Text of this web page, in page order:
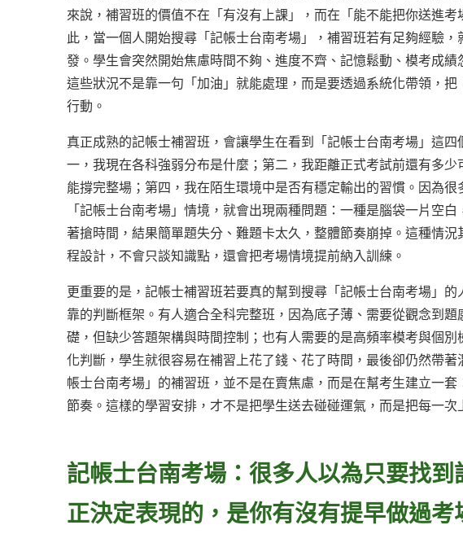
來說，補習班的價值不在「有沒有上課」，而在「能不能把你送進
此，當一個人開始搜尋「記帳士台南考場」，補習班若有足夠經驗
發。學生會突然開始焦慮時間不夠、進度不齊、記憶鬆動、模考成
這些狀況不是靠一句「加油」就能處理，而是要透過系統化帶領，
行動。
真正成熟的記帳士補習班，會讓學生在看到「記帳士台南考場」這
一，我現在各科強弱分布是什麼；第二，我距離正式考試前還有多
能撐完整場；第四，我在陌生環境中是否有穩定輸出的習慣。因為
「記帳士台南考場」情境，就會出現兩種問題：一種是腦袋一片空
著搶時間，結果簡單題失分、難題卡太久，整體節奏崩掉。這種情
程設計，不會只談知識點，還會把考場情境提前納入訓練。
更重要的是，記帳士補習班若要真的幫到搜尋「記帳士台南考場」
靠的判斷框架。有人適合全科完整班，因為底子薄、需要從觀念到
礎，但缺少答題架構與時間控制；也有人需要的是高頻率模考與個
化判斷，學生就很容易在補習上花了錢、花了時間，最後卻仍然帶
帳士台南考場」的補習班，並不是在賣焦慮，而是在幫考生建立一
節奏。這樣的學習安排，才不是把學生送去碰碰運氣，而是把每一次
記帳士台南考場：很多人以為只要找
正決定表現的，是你有沒有提早做過考